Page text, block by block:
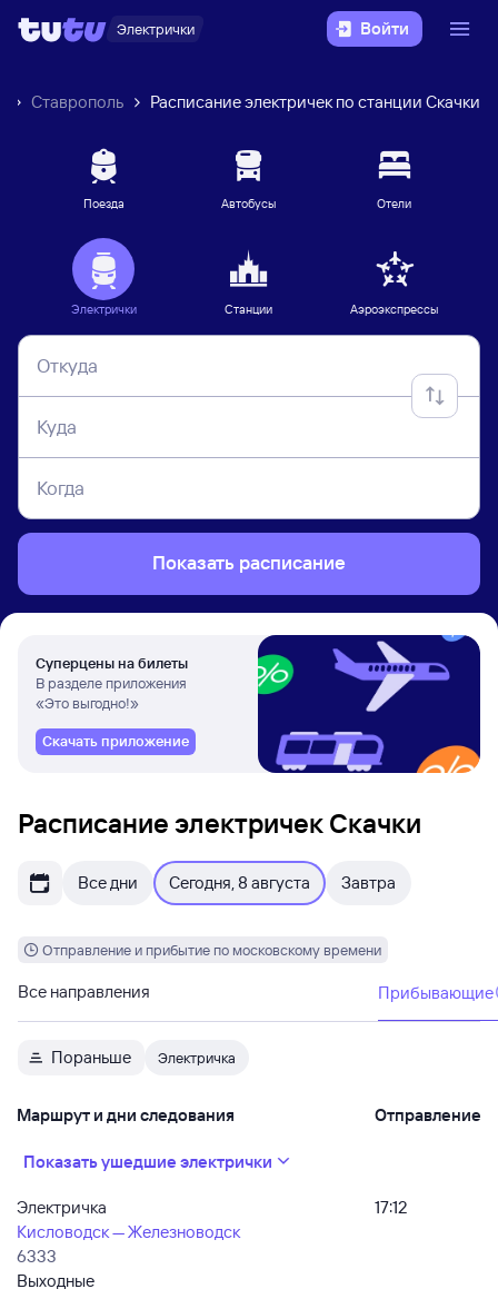
Электрички Войти
Ставрополь Расписание электричек по станции Скачки
Поезда Автобусы Отели
Электрички Станции Аэроэкспрессы
Откуда
Куда
Когда
Показать расписание
Суперцены на билеты
В разделе приложения
«Это выгодно!»
Скачать приложение
Расписание электричек Скачки
Все дни Сегодня, 8 августа Завтра
Отправление и прибытие по московскому времени
Все направления Прибывающие
Пораньше Электричка
Маршрут и дни следования Отправление
Показать ушедшие электрички
Электричка
Кисловодск — Железноводск
6333
Выходные
17:12